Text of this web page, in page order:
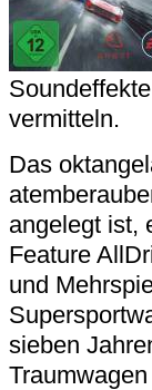
vermitteln.
Das
angelegt ist,
Feature
und
sieben